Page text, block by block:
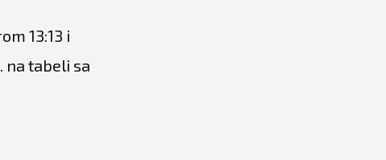
13:13 i
na tabeli sa